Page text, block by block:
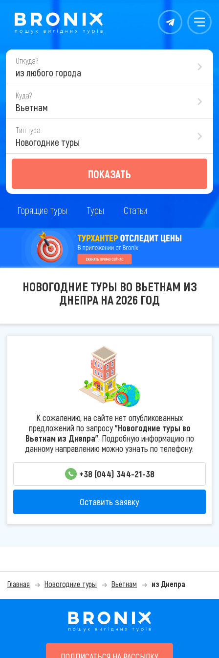
Контакты Меню
Откуда?
из любого города
Куда?
Вьетнам
Тип тура
Новогодние туры
ПОКАЗАТЬ
Горящие туры Туры Статьи
НОВОГОДНИЕ ТУРЫ ВО ВЬЕТНАМ ИЗ
ДНЕПРА НА 2026 ГОД
К сожалению, на сайте нет опубликованных
предложений по запросу"Новогодние туры во
Вьетнам из Днепра". Подробную информацию по
данному направлению можно узнать по телефону:
+38 (044) 344-21-38
Оставить заявку
Главная Новогодние туры Вьетнам из Днепра